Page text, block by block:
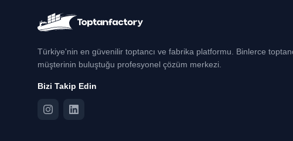
Türkiye'nin en güvenilir toptancı ve fabrika platformu. Binlerce
müşterinin buluştuğu profesyonel çözüm merkezi.
Bizi Takip Edin